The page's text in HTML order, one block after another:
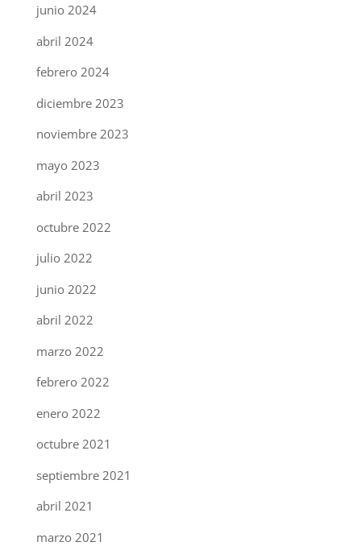
junio 2024
abril 2024
febrero 2024
diciembre 2023
noviembre 2023
mayo 2023
abril 2023
octubre 2022
julio 2022
junio 2022
abril 2022
marzo 2022
febrero 2022
enero 2022
octubre 2021
septiembre 2021
abril 2021
marzo 2021